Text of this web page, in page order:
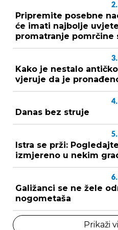
2.
Pripremite posebne
će imati najbolje
promatranje pomrčine
3.
Kako je nestalo
vjeruje da je
4.
Danas bez struje
5.
Istra se prži:
izmjereno u nekim
6.
Galižanci se ne žele
nogometaša
Prikaži